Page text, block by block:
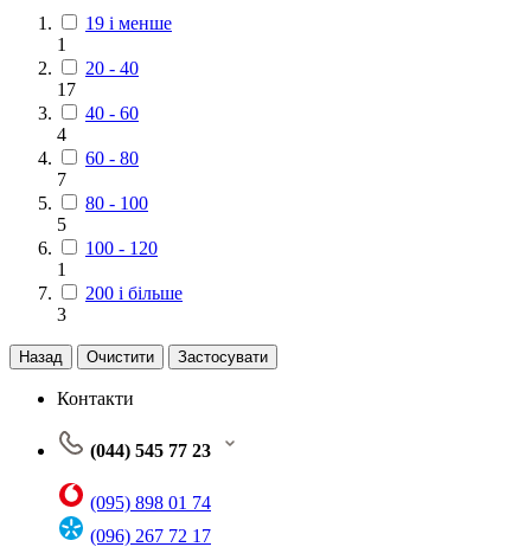
19 і менше
1
20 - 40
17
40 - 60
4
60 - 80
7
80 - 100
5
100 - 120
1
200 і більше
3
Назад Очистити Застосувати
Контакти
(044) 545 77 23
(095) 898 01 74
(096) 267 72 17